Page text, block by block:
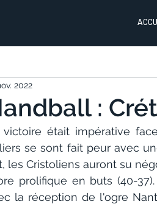
:
2022
victoire était impérative
se sont fait peur avec
les Cristoliens auront su
prolifique en buts (40-
la réception de l'ogre